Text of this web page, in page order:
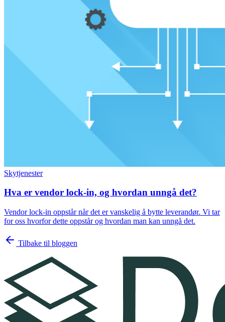
Skytjenester
Hva er vendor lock-in, og hvordan unngå det?
Vendor lock-in oppstår når det er vanskelig å bytte leverandør. Vi tar
for oss hvorfor dette oppstår og hvordan man kan unngå det.
Tilbake til bloggen